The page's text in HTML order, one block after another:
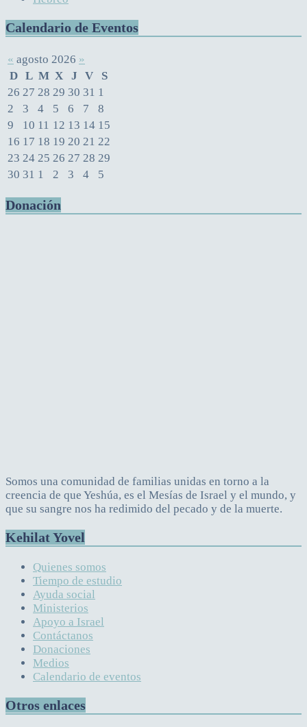
Calendario de Eventos
« agosto 2026 »
D L M X J V
S
26 27 28 29 30 31 1
2
3 4 5 6 7
8
9
10 11 12 13 14 15
16 17 18 19 20 21 22
23 24 25 26 27 28 29
30 31 1 2 3 4 5
Donación
Somos una comunidad de familias unidas en torno a la
creencia de que Yeshúa, es el Mesías de Israel y el mundo, y
que su sangre nos ha redimido del pecado y de la muerte.
Kehilat Yovel
Quienes somos
Tiempo de estudio
Ayuda social
Ministerios
Apoyo a Israel
Contáctanos
Donaciones
Medios
Calendario de eventos
Otros enlaces